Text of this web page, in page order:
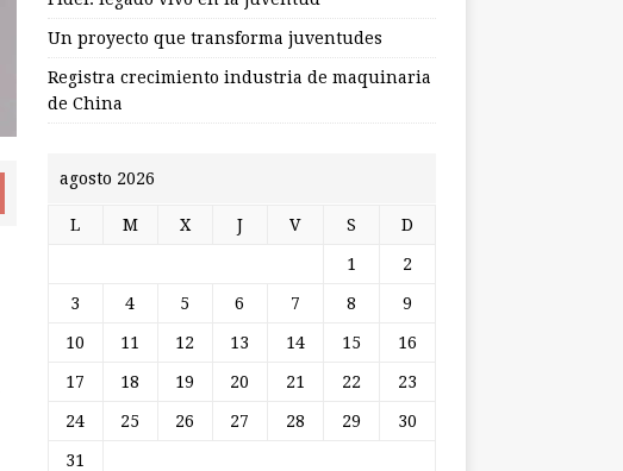
Un proyecto que transforma juventudes
Registra crecimiento industria de maquinaria
de China
agosto 2026
L M X J V S D
1 2
3 4 5 6 7 8 9
10 11 12 13 14 15 16
17 18 19 20 21 22 23
24 25 26 27 28 29 30
31